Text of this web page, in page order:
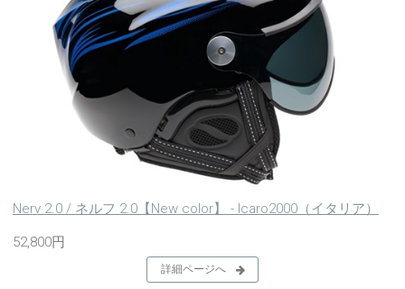
Nerv 2.0 / ネルフ 2.0【New color】 - Icaro2000（イタリア）
52,800円
詳細ページへ